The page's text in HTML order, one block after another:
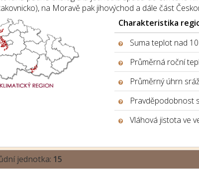
na Moravě pak jihovýchod a dále část
Charakteristika
Suma teplot nad 10
Průměrná roční
Průměrný úhrn
Pravděpodobnost
Vláhová jistota ve
jednotka: 15